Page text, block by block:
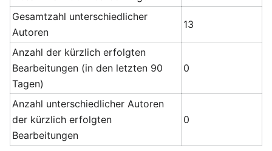
Gesamtzahl unterschiedlicher
Autoren
13
Anzahl der kürzlich erfolgten
Bearbeitungen (in den letzten 90
Tagen)
0
Anzahl unterschiedlicher Autoren
der kürzlich erfolgten
Bearbeitungen
0